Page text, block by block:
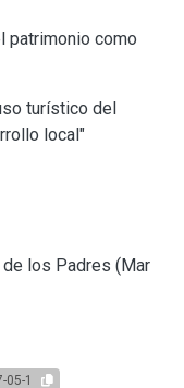
patrimonio como
turístico del
local"
de los Padres (Mar
05-1